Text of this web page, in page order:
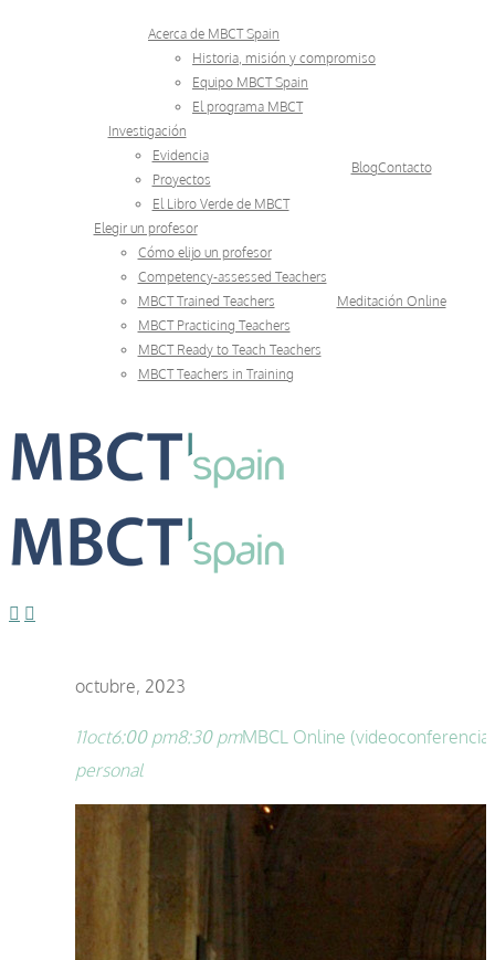
Acerca de MBCT Spain
Historia, misión y compromiso
Equipo MBCT Spain
El programa MBCT
Investigación
Evidencia
Proyectos
El Libro Verde de MBCT
BlogContacto
Elegir un profesor
Cómo elijo un profesor
Competency-assessed Teachers
MBCT Trained Teachers
MBCT Practicing Teachers
MBCT Ready to Teach Teachers
MBCT Teachers in Training
Meditación Online
octubre, 2023
11oct6:00 pm8:30 pmMBCL Online
personal